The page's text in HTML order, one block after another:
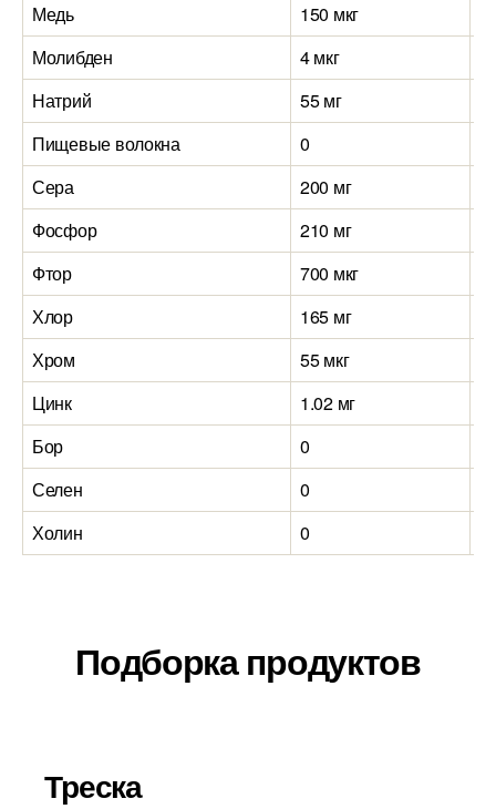
Медь
150 мкг
Молибден
4 мкг
Натрий
55 мг
Пищевые волокна
0
Сера
200 мг
Фосфор
210 мг
Фтор
700 мкг
Хлор
165 мг
Хром
55 мкг
Цинк
1.02 мг
Бор
0
Селен
0
Холин
0
Подборка продуктов
Треска